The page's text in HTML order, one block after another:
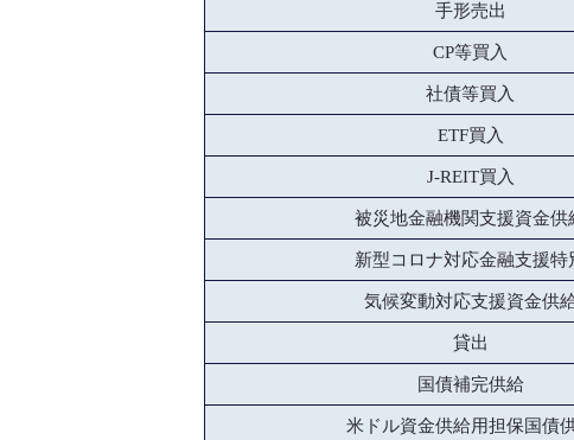
手形売出
CP等買入
社債等買入
ETF買入
J-REIT買入
被災地金融機関支援資金供
新型コロナ対応金融支援特
気候変動対応支援資金供
貸出
国債補完供給
米ドル資金供給用担保国債